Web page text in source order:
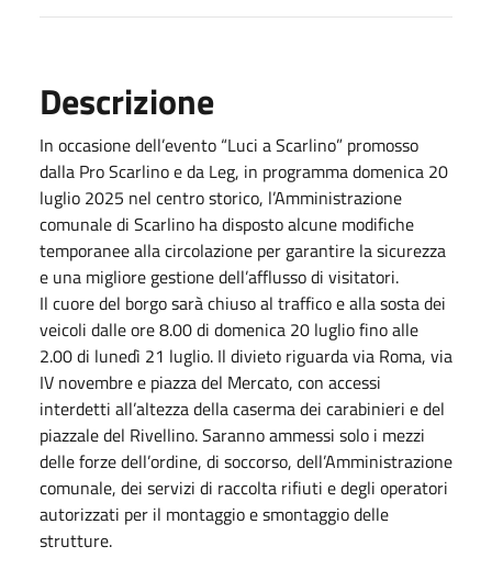
Descrizione
In occasione dell’evento “Luci a Scarlino” promosso
dalla Pro Scarlino e da Leg, in programma domenica 20
luglio 2025 nel centro storico, l’Amministrazione
comunale di Scarlino ha disposto alcune modifiche
temporanee alla circolazione per garantire la sicurezza
e una migliore gestione dell’afflusso di visitatori.
Il cuore del borgo sarà chiuso al traffico e alla sosta dei
veicoli dalle ore 8.00 di domenica 20 luglio fino alle
2.00 di lunedì 21 luglio. Il divieto riguarda via Roma, via
IV novembre e piazza del Mercato, con accessi
interdetti all’altezza della caserma dei carabinieri e del
piazzale del Rivellino. Saranno ammessi solo i mezzi
delle forze dell’ordine, di soccorso, dell’Amministrazione
comunale, dei servizi di raccolta rifiuti e degli operatori
autorizzati per il montaggio e smontaggio delle
strutture.